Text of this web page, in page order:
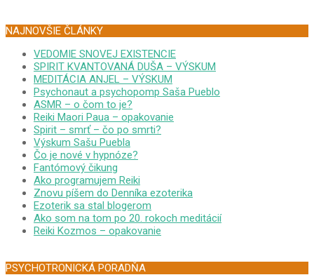
NAJNOVŠIE ČLÁNKY
VEDOMIE SNOVEJ EXISTENCIE
SPIRIT KVANTOVANÁ DUŠA – VÝSKUM
MEDITÁCIA ANJEL – VÝSKUM
Psychonaut a psychopomp Saša Pueblo
ASMR – o čom to je?
Reiki Maori Paua – opakovanie
Spirit – smrť – čo po smrti?
Výskum Sašu Puebla
Čo je nové v hypnóze?
Fantómový čikung
Ako programujem Reiki
Znovu píšem do Denníka ezoterika
Ezoterik sa stal blogerom
Ako som na tom po 20. rokoch meditácií
Reiki Kozmos – opakovanie
PSYCHOTRONICKÁ PORADŇA